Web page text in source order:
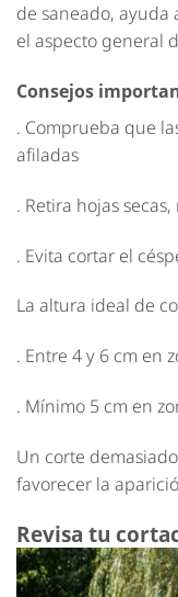
de saneado, ayuda
el aspecto general
Consejos
. Comprueba que
afiladas
. Retira hojas
. Evita cortar el
La altura ideal de
. Entre 4 y 6 cm en
. Mínimo 5 cm en
Un corte
favorecer la
Revisa tu